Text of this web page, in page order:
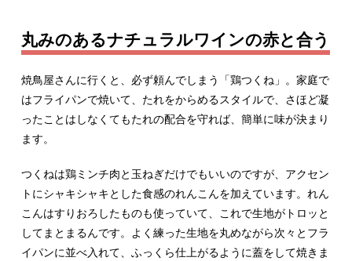
丸みのあるナチュラルワインの赤と合う
焼鳥屋さんに行くと、必ず頼んでしまう「鶏つくね」。家庭で
はフライパンで焼いて、たれをからめるスタイルで、さほど凝
ったことはしなくてもたれの配合を守れば、簡単に味が決まり
ます。
つくねは鶏ミンチ肉と玉ねぎだけでもいいのですが、アクセン
トにシャキシャキとした食感のれんこんを加えています。れん
こんはすりおろしたものも使っていて、これで生地がトロッと
してまとまるんです。よく練った生地を丸めながら次々とフラ
イパンに並べ入れて、ふっくら仕上がるように蓋をして焼きま